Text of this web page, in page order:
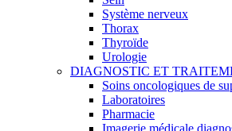
Système nerveux
Thorax
Thyroïde
Urologie
DIAGNOSTIC ET
Soins oncologiques de
Laboratoires
Pharmacie
Imagerie médicale